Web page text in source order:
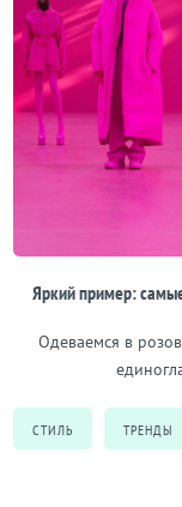
Яркий пример:
Одеваемся в
СТИЛЬ ТРЕНДЫ